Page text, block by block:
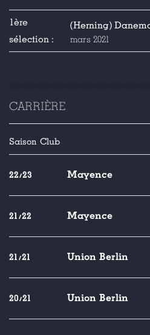
1ère
sélection :
(Herning)
mars 2021
CARRIÈRE
Saison Club
22/23 Mayence
21/22 Mayence
21/21 Union Berlin
20/21 Union Berlin